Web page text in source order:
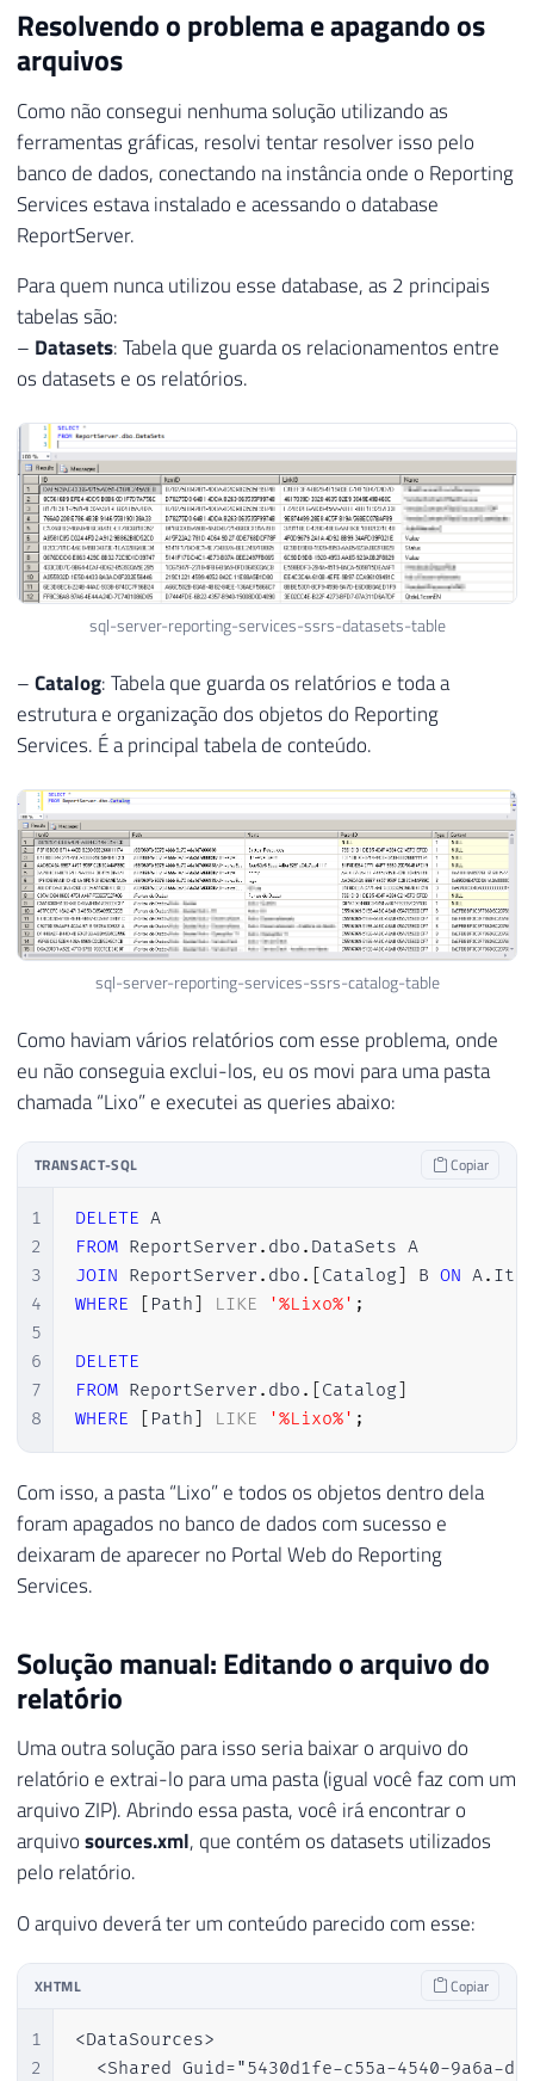
Resolvendo o problema e apagando os
arquivos
Como não consegui nenhuma solução utilizando as
ferramentas gráficas, resolvi tentar resolver isso pelo
banco de dados, conectando na instância onde o Reporting
Services estava instalado e acessando o database
ReportServer.
Para quem nunca utilizou esse database, as 2 principais
tabelas são:
– Datasets: Tabela que guarda os relacionamentos entre
os datasets e os relatórios.
sql-server-reporting-services-ssrs-datasets-table
–Catalog: Tabela que guarda os relatórios e toda a
estrutura e organização dos objetos do Reporting
Services. É a principal tabela de conteúdo.
sql-server-reporting-services-ssrs-catalog-table
Como haviam vários relatórios com esse problema, onde
eu não conseguia exclui-los, eu os movi para uma pasta
chamada “Lixo” e executei as queries abaixo:
TRANSACT-SQL Copiar
1
2
3
4
5
6
7
8
DELETE
A
FROM ReportServer . dbo .
DataSets A
JOIN ReportServer . dbo . Catalog B ON A.
WHERE
Path LIKE '%Lixo%' ;
DELETE
FROM ReportServer . dbo . Catalog
WHERE
Path LIKE '%Lixo%' ;
Com isso, a pasta “Lixo” e todos os objetos dentro dela
foram apagados no banco de dados com sucesso e
deixaram de aparecer no Portal Web do Reporting
Services.
Solução manual: Editando o arquivo do
relatório
Uma outra solução para isso seria baixar o arquivo do
relatório e extrai-lo para uma pasta (igual você faz com um
arquivo ZIP). Abrindo essa pasta, você irá encontrar o
arquivosources.xml, que contém os datasets utilizados
pelo relatório.
O arquivo deverá ter um conteúdo parecido com esse:
XHTML Copiar
1
2
<DataSources>
<Shared Guid="5430d1fe-c55a-4540-9a6a-